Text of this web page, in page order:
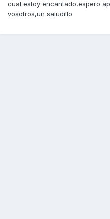
cual estoy encantado,espero
vosotros,un saludillo